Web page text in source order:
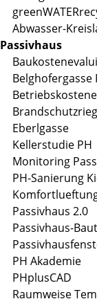
Abwasser-
Passivhaus
Eberlgasse
Kellerstudie PH
Monitoring
PH-Sanierung
Passivhaus 2.0
Passivhaus-
PH Akademie
PHplusCAD
Raumweise